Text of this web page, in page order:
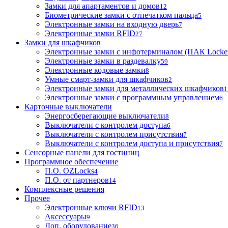
Замки для апартаментов и домов12
Биометрические замки с отпечатком пальца5
Электронные замки на входную дверь7
Электронные замки RFID27
Замки для шкафчиков
Электронные замки с инфотерминалом (ПАК
Электронные замки в раздевалку59
Электронные кодовые замки8
Умные смарт-замки для шкафчиков2
Электронные замки для металлических шкафчиков
Электронные замки с программным управлением6
Карточные выключатели
Энергосберегающие выключатели8
Выключатели с контролем доступа6
Выключатели с контролем присутствия7
Выключатели с контролем доступа и присутствия7
Сенсорные панели для гостиниц
Программное обеспечение
П.О. OZLocks4
П.О. от партнеров14
Комплексные решения
Прочее
Электронные ключи RFID13
Аксессуары9
Доп. оборудование36